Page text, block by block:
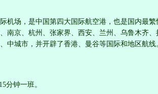
机场，是中国第四大国际航空港，也是国内最
南京、杭州、张家界、西安、兰州、乌鲁木齐
、中城市，并开辟了香港、曼谷等国际和地区航
分钟一班。